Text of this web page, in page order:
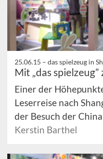
25.06.15 – das spielzeug in
Mit „das
Einer der
Leserreise nach
der Besuch der
Kerstin Barthel